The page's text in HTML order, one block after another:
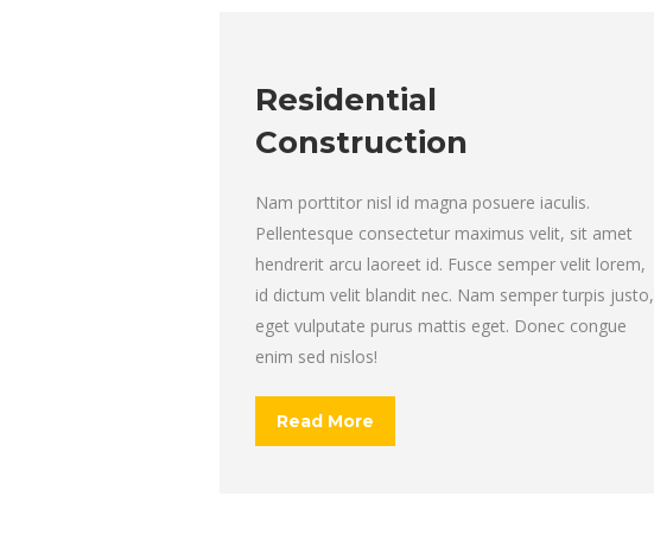
Residential
Construction
Nam porttitor nisl id magna posuere iaculis.
Pellentesque consectetur maximus velit, sit amet
hendrerit arcu laoreet id. Fusce semper velit lorem,
id dictum velit blandit nec. Nam semper turpis justo,
eget vulputate purus mattis eget. Donec congue
enim sed nislos!
Read More